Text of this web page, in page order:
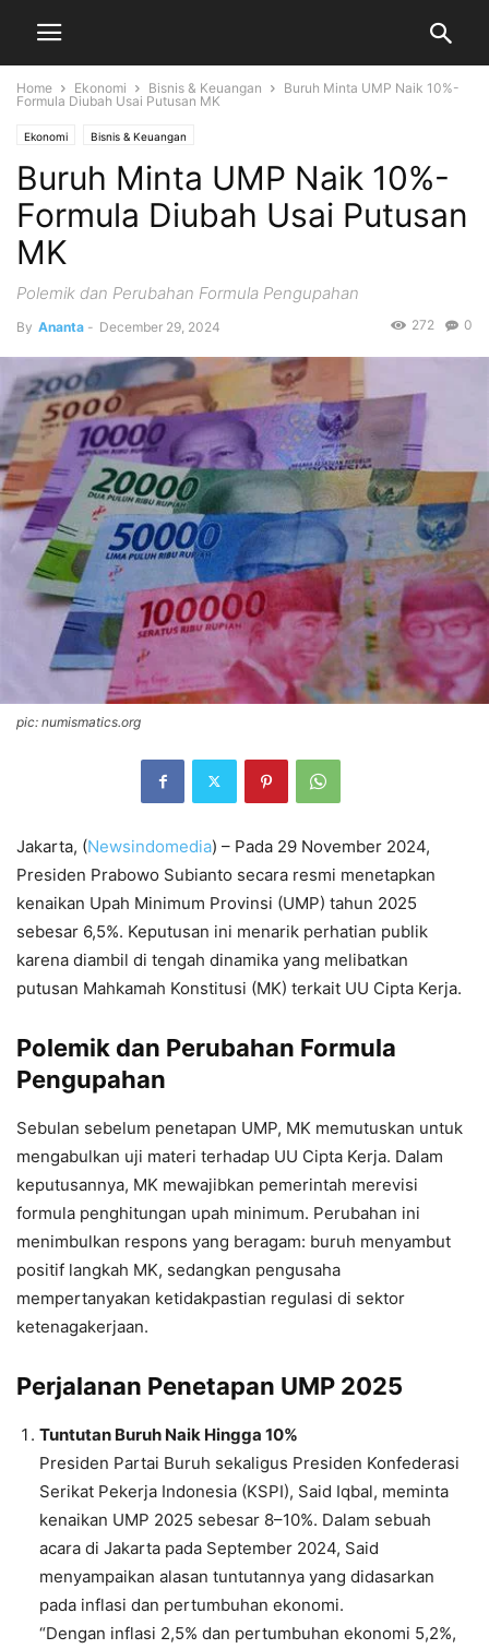
Home Ekonomi Bisnis & Keuangan
Buruh Minta UMP Naik 10%-
Formula Diubah Usai Putusan MK
Ekonomi Bisnis & Keuangan
Buruh Minta UMP Naik 10%-
Formula Diubah Usai Putusan
MK
Polemik dan Perubahan Formula Pengupahan
By Ananta - December 29, 2024 0
272
pic: numismatics.org
Jakarta, (Newsindomedia) – Pada 29 November 2024,
Presiden Prabowo Subianto secara resmi menetapkan
kenaikan Upah Minimum Provinsi (UMP) tahun 2025
sebesar 6,5%. Keputusan ini menarik perhatian publik
karena diambil di tengah dinamika yang melibatkan
putusan Mahkamah Konstitusi (MK) terkait UU Cipta Kerja.
Polemik dan Perubahan Formula
Pengupahan
Sebulan sebelum penetapan UMP, MK memutuskan untuk
mengabulkan uji materi terhadap UU Cipta Kerja. Dalam
keputusannya, MK mewajibkan pemerintah merevisi
formula penghitungan upah minimum. Perubahan ini
menimbulkan respons yang beragam: buruh menyambut
positif langkah MK, sedangkan pengusaha
mempertanyakan ketidakpastian regulasi di sektor
ketenagakerjaan.
Perjalanan Penetapan UMP 2025
Tuntutan Buruh Naik Hingga 10%
Presiden Partai Buruh sekaligus Presiden Konfederasi
Serikat Pekerja Indonesia (KSPI), Said Iqbal, meminta
kenaikan UMP 2025 sebesar 8–10%. Dalam sebuah
acara di Jakarta pada September 2024, Said
menyampaikan alasan tuntutannya yang didasarkan
pada inflasi dan pertumbuhan ekonomi.
“Dengan inflasi 2,5% dan pertumbuhan ekonomi 5,2%,